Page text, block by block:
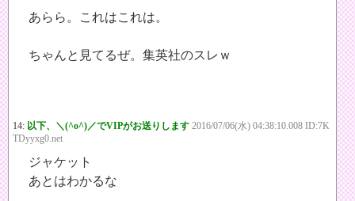
あらら。これはこれは。
ちゃんと見てるぜ。集英社のスレｗ
14: 以下、＼(^o^)／でVIPがお送りします 2016/07/06(水) 04:38:10.008 ID:7K
TDyyxg0.net
ジャケット
あとはわかるな